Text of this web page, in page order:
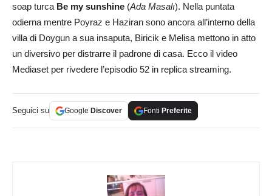
soap turca Be my sunshine (Ada Masalı). Nella puntata
odierna mentre Poyraz e Haziran sono ancora all’interno della
villa di Doygun a sua insaputa, Biricik e Melisa mettono in atto
un diversivo per distrarre il padrone di casa. Ecco il video
Mediaset per rivedere l’episodio 52 in replica streaming.
Seguici su Google Discover Fonti Preferite